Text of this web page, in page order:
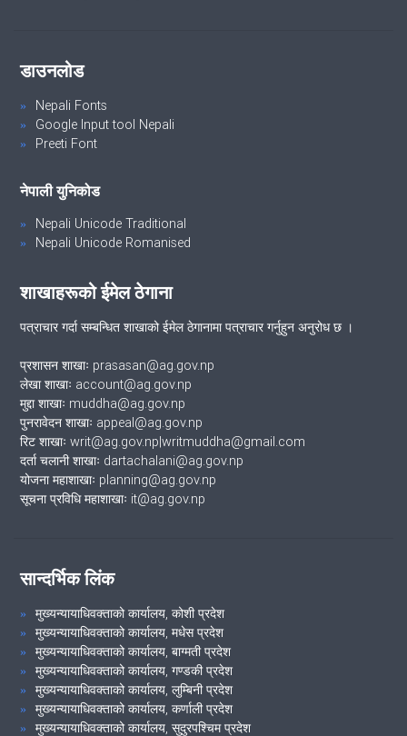
डाउनलोड
Nepali Fonts
Google Input tool Nepali
Preeti Font
नेपाली युनिकोड
Nepali Unicode Traditional
Nepali Unicode Romanised
शाखाहरूको ईमेल ठेगाना
पत्राचार गर्दा सम्बन्धित शाखाको ईमेल ठेगानामा पत्राचार गर्नुहुन अनुरोध छ ।
प्रशासन शाखाः prasasan@ag.gov.np
लेखा शाखाः account@ag.gov.np
मुद्दा शाखाः muddha@ag.gov.np
पुनरावेदन शाखाः appeal@ag.gov.np
रिट शाखाः writ@ag.gov.np|writmuddha@gmail.com
दर्ता चलानी शाखाः dartachalani@ag.gov.np
योजना महाशाखाः planning@ag.gov.np
सूचना प्रविधि महाशाखाः it@ag.gov.np
सान्दर्भिक लिंक
मुख्यन्यायाधिवक्ताको कार्यालय, कोशी प्रदेश
मुख्यन्यायाधिवक्ताको कार्यालय, मधेस प्रदेश
मुख्यन्यायाधिवक्ताको कार्यालय, बाग्मती प्रदेश
मुख्यन्यायाधिवक्ताको कार्यालय, गण्डकी प्रदेश
मुख्यन्यायाधिवक्ताको कार्यालय, लुम्बिनी प्रदेश
मुख्यन्यायाधिवक्ताको कार्यालय, कर्णाली प्रदेश
मुख्यन्यायाधिवक्ताको कार्यालय, सुदुरपश्चिम प्रदेश